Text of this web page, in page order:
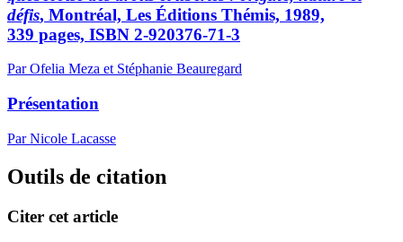
défis, Montréal, Les Éditions Thémis, 1989,
339 pages, ISBN 2-920376-71-3
Par Ofelia Meza et Stéphanie Beauregard
Présentation
Par Nicole Lacasse
Outils de citation
Citer cet article